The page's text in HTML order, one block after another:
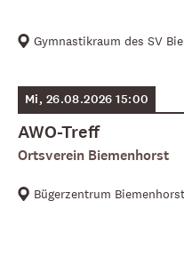
Gymnastikraum des SV
Mi, 26.08.2026 15:00
AWO-Treff
Ortsverein Biemenhorst
Bügerzentrum Biemenhorst